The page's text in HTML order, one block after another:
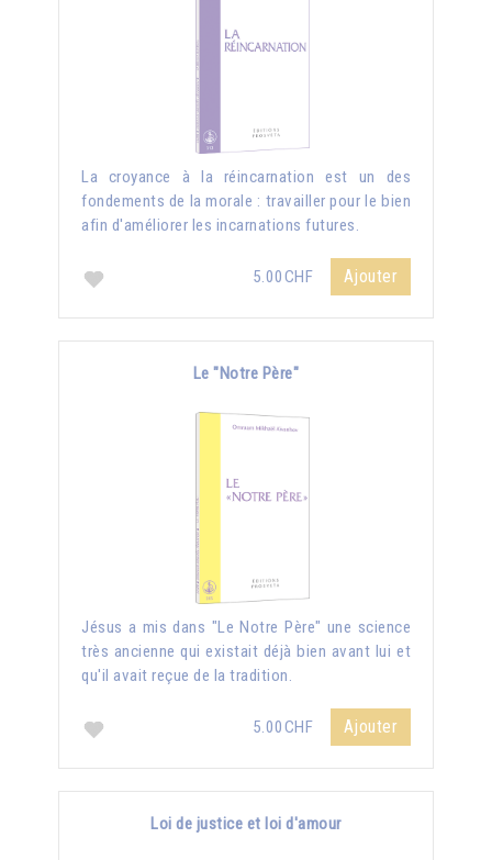
La croyance à la réincarnation est un des
fondements de la morale : travailler pour le bien
afin d'améliorer les incarnations futures.
5.00CHF Ajouter
Le "Notre Père"
Jésus a mis dans "Le Notre Père" une science
très ancienne qui existait déjà bien avant lui et
qu'il avait reçue de la tradition.
5.00CHF Ajouter
Loi de justice et loi d'amour